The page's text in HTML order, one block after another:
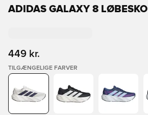
ADIDAS GALAXY 8 LØBESKO
449 kr.
TILGÆNGELIGE FARVER